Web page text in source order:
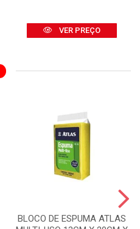
VER PREÇO
BLOCO DE ESPUMA ATLAS